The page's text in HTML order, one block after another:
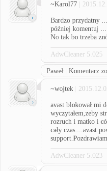
~Karol77 |
Bardzo przydatny
później komentuj
No tak bo trzeba
AdwCleaner 5.025
Paweł | Komentarz
~wojtek |
avast blokował mi
wyczytałem,zeby
rozruch i matko i
cały czas....avast
support.Pozdrawiam
AdwCleaner 5.023